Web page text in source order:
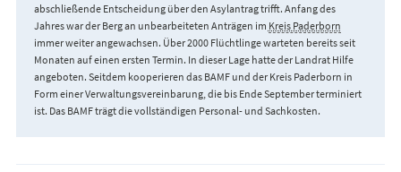
abschließende Entscheidung über den Asylantrag trifft. Anfang des
Jahres war der Berg an unbearbeiteten Anträgen im Kreis Paderborn
immer weiter angewachsen. Über 2000 Flüchtlinge warteten bereits seit
Monaten auf einen ersten Termin. In dieser Lage hatte der Landrat Hilfe
angeboten. Seitdem kooperieren das BAMF und der Kreis Paderborn in
Form einer Verwaltungsvereinbarung, die bis Ende September terminiert
ist. Das BAMF trägt die vollständigen Personal- und Sachkosten.